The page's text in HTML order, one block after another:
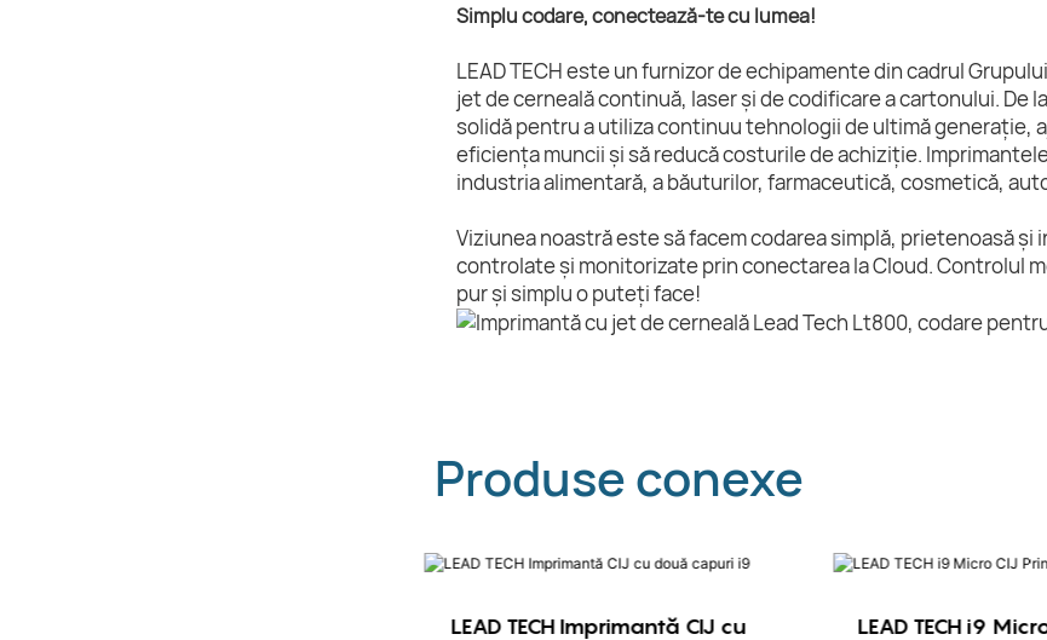
Simplu codare, conectează-te cu lumea!
LEAD TECH este un furnizor de echipamente din cadrul
jet de cerneală continuă, laser și de codificare a cartonului. De
solidă pentru a utiliza continuu tehnologii de ultimă generație,
eficiența muncii și să reducă costurile de achiziție.
industria alimentară, a băuturilor, farmaceutică, cosmetică,
Viziunea noastră este să facem codarea simplă, prietenoasă
controlate și monitorizate prin conectarea la Cloud. Controlul
pur și simplu o puteți face!
Produse conexe
LEAD TECH Imprimantă CIJ cu
LEAD TECH i9